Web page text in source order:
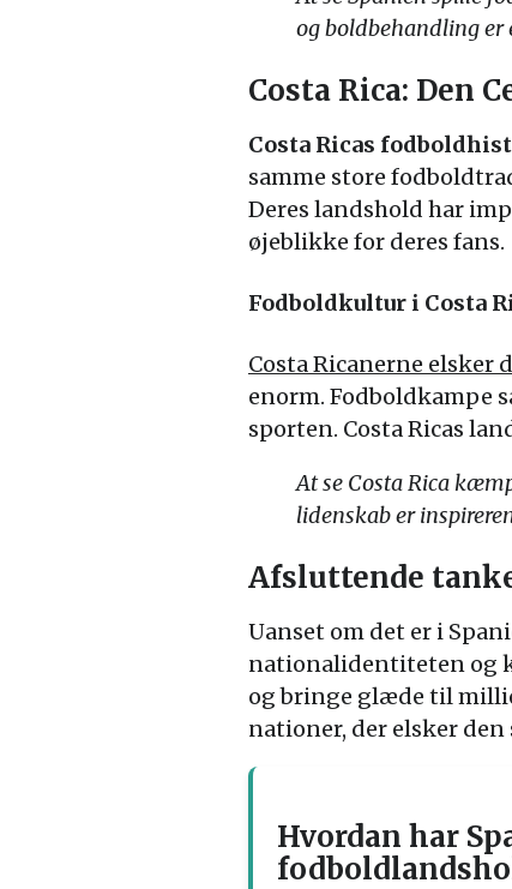
og boldbehandling
Costa Rica: Den
Costa Ricas
samme store
Deres landshold har
øjeblikke for deres fans.
Fodboldkultur i Costa
Costa Ricanerne elsker
enorm. Fodboldkampe
sporten. Costa Ricas
At se Costa Rica
lidenskab er
Afsluttende
Uanset om det er i
nationalidentiteten og
og bringe glæde til
nationer, der elsker den
Hvordan har